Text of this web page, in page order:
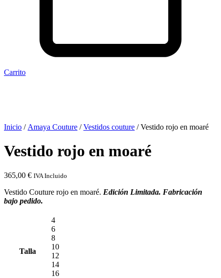
Carrito
Inicio / Amaya Couture /Vestidos couture / Vestido rojo en moaré
Vestido rojo en moaré
365,00 € IVA Incluido
Vestido Couture rojo en moaré. Edición Limitada. Fabricación
bajo pedido.
Talla
4
6
8
10
12
14
16